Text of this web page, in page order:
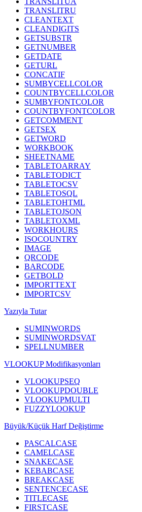
TRANSLITRU
CLEANTEXT
CLEANDIGITS
GETSUBSTR
GETNUMBER
GETDATE
GETURL
CONCATIF
SUMBYCELLCOLOR
COUNTBYCELLCOLOR
SUMBYFONTCOLOR
COUNTBYFONTCOLOR
GETCOMMENT
GETSEX
GETWORD
WORKBOOK
SHEETNAME
TABLETOARRAY
TABLETODICT
TABLETOCSV
TABLETOSQL
TABLETOHTML
TABLETOJSON
TABLETOXML
WORKHOURS
ISOCOUNTRY
IMAGE
QRCODE
BARCODE
GETBOLD
IMPORTTEXT
IMPORTCSV
Yazıyla Tutar
SUMINWORDS
SUMINWORDSVAT
SPELLNUMBER
VLOOKUP Modifikasyonları
VLOOKUPSEQ
VLOOKUPDOUBLE
VLOOKUPMULTI
FUZZYLOOKUP
Büyük/Küçük Harf Değiştirme
PASCALCASE
CAMELCASE
SNAKECASE
KEBABCASE
BREAKCASE
SENTENCECASE
TITLECASE
FIRSTCASE